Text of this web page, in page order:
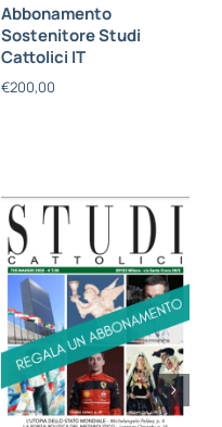
Abbonamento
Sostenitore Studi
Cattolici IT
€200,00